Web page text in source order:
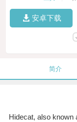
安卓下载
简介
Hidecat, also known